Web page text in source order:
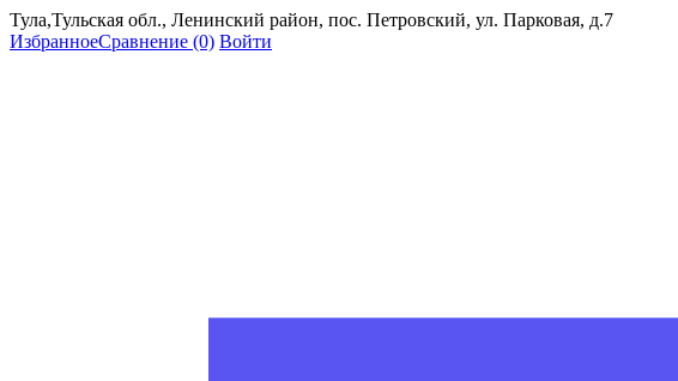
Тула,Тульская обл., Ленинский район, пос. Петровский, ул. Парковая, д.7
ИзбранноеСравнение (0) Войти